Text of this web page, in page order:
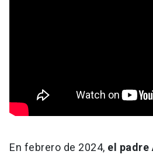
En febrero de 2024, el padre